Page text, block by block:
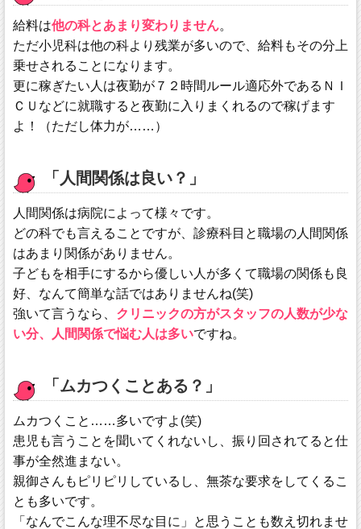
給料は他の科とあまり変わりません。
ただ小児科は他の科より残業が多いので、給料もその分上
乗せされることになります。
更に稼ぎたい人は夜勤が７２時間ルール適応外であるＮＩ
ＣＵなどに就職すると夜勤に入りまくれるので稼げます
よ！（ただし体力が……）
「人間関係は良い？」
人間関係は病院によって様々です。
どの科でも言えることですが、診療科目と職場の人間関係
はあまり関係がありません。
子どもを相手にするから優しい人が多くて職場の関係も良
好、なんて簡単な話ではありませんね(笑)
強いて言うなら、 クリニックの方がスタッフの人数が少な
い分、人間関係で悩む人は多いですね。
「ムカつくことある？」
ムカつくこと……多いですよ(笑)
患児も言うことを聞いてくれないし、振り回されてると仕
事が全然進まない。
親御さんもピリピリしているし、無茶な要求をしてくるこ
とも多いです。
「なんでこんな理不尽な目に」と思うことも数え切れませ